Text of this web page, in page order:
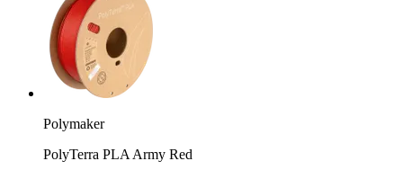
Polymaker
PolyTerra PLA Army Red